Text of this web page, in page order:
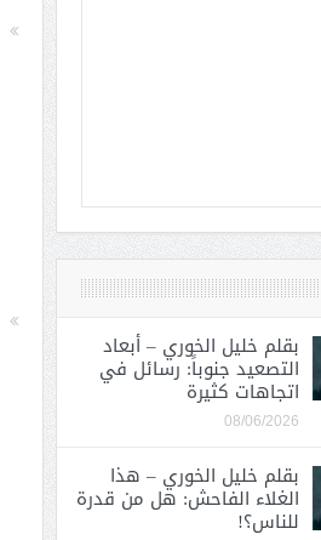
بقلم خليل الخوري – أبعاد
التصعيد جنوباً: رسائل في
اتجاهات كثيرة
08/06/2026
بقلم خليل الخوري – هذا
الغلاء الفاحش: هل من قدرة
للناس؟!